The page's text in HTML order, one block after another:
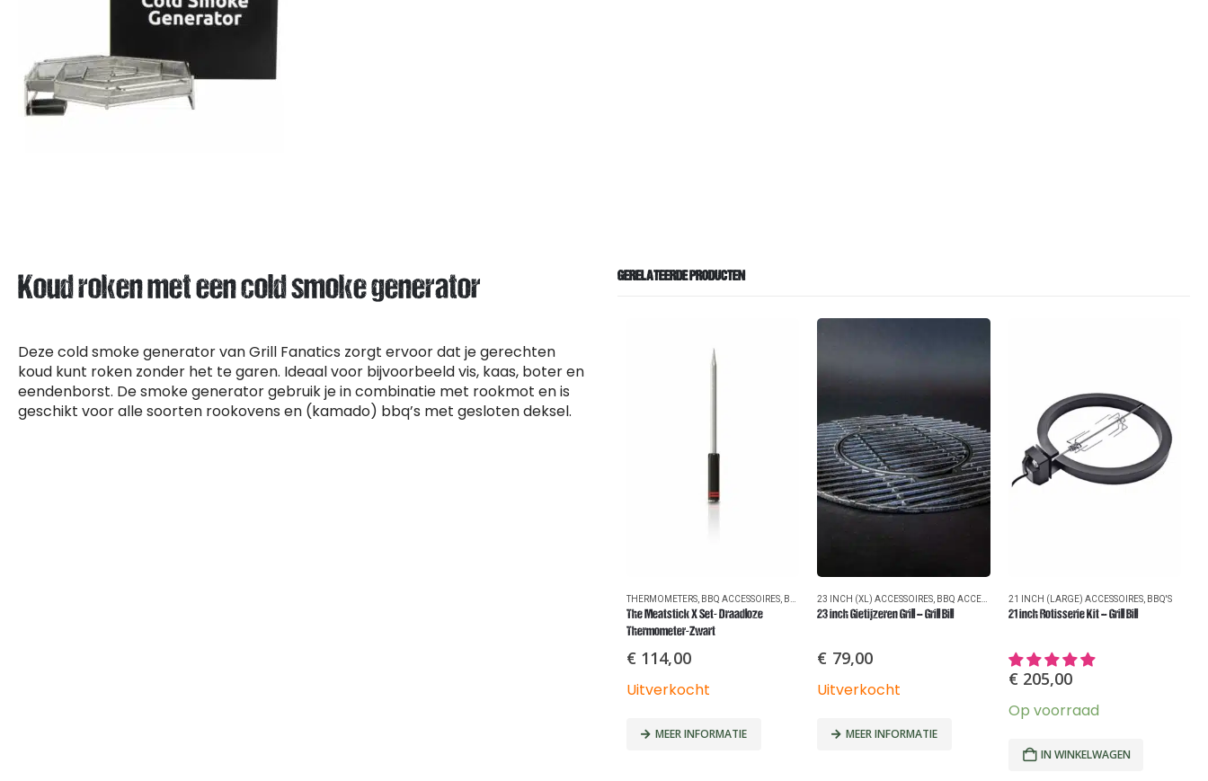
Koud roken met een cold smoke generator
Deze cold smoke generator van Grill Fanatics zorgt ervoor dat je gerechten
koud kunt roken zonder het te garen. Ideaal voor bijvoorbeeld vis, kaas, boter en
eendenborst. De smoke generator gebruik je in combinatie met rookmot en is
geschikt voor alle soorten rookovens en (kamado) bbq’s met gesloten deksel.
GERELATEERDE PRODUCTEN
THERMOMETERS, BBQ ACCESSOIRES, BBQ'S
The Meatstick X Set- Draadloze
Thermometer-Zwart
€ 114,00
Uitverkocht
MEER INFORMATIE
23 INCH (XL) ACCESSOIRES, BBQ ACCESSOIRES , BBQ'S
23 inch Gietijzeren Grill – Grill Bill
€ 79,00
Uitverkocht
MEER INFORMATIE
21 INCH (LARGE) ACCESSOIRES, BBQ'S
21 inch Rotisserie Kit – Grill Bill
€205,00
Op voorraad
IN WINKELWAGEN